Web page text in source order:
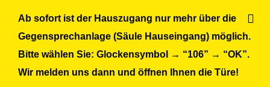
content
Ab sofort ist der Hauszugang nur mehr über die
Gegensprechanlage (Säule Hauseingang) möglich.
Bitte wählen Sie: Glockensymbol → “106” → “OK”.
Wir melden uns dann und öffnen Ihnen die Türe!